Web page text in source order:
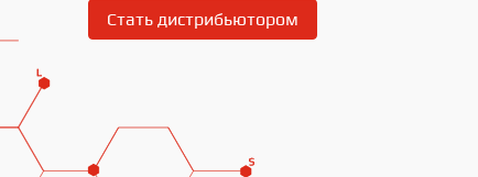
Стать дистрибьютором